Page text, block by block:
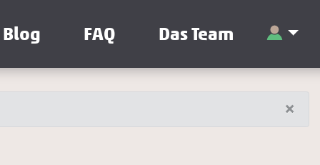
Blog FAQ Das Team
×